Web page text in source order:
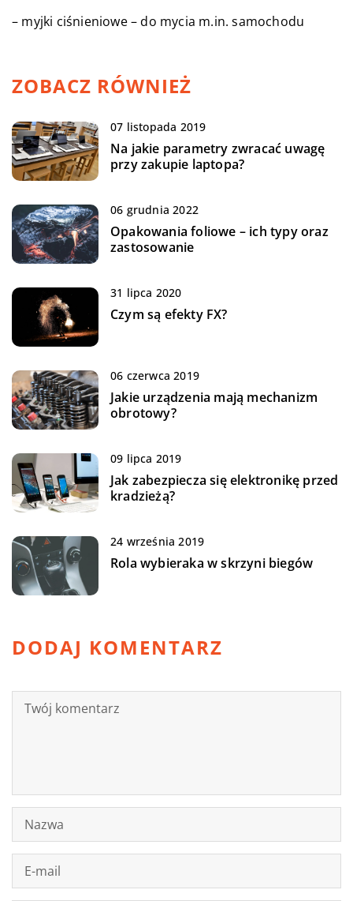
– myjki ciśnieniowe – do mycia m.in. samochodu
ZOBACZ RÓWNIEŻ
07 listopada 2019
Na jakie parametry zwracać uwagę
przy zakupie laptopa?
06 grudnia 2022
Opakowania foliowe – ich typy oraz
zastosowanie
31 lipca 2020
Czym są efekty FX?
06 czerwca 2019
Jakie urządzenia mają mechanizm
obrotowy?
09 lipca 2019
Jak zabezpiecza się elektronikę przed
kradzieżą?
24 września 2019
Rola wybieraka w skrzyni biegów
DODAJ KOMENTARZ